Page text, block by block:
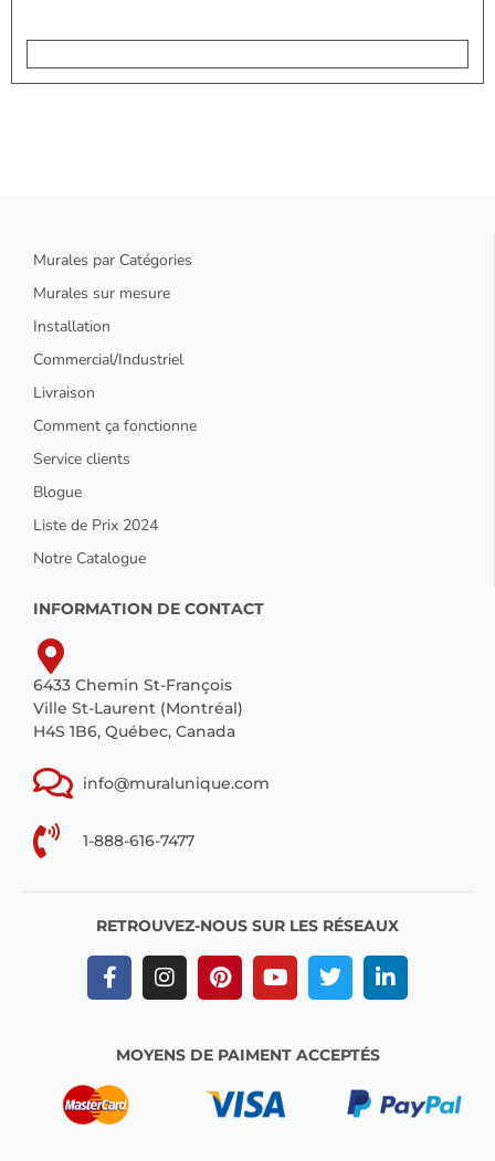
Murales par Catégories
Murales sur mesure
Installation
Commercial/Industriel
Livraison
Comment ça fonctionne
Service clients
Blogue
Liste de Prix 2024
Notre Catalogue
INFORMATION DE CONTACT
6433 Chemin St-François
Ville St-Laurent (Montréal)
H4S 1B6, Québec, Canada
info@muralunique.com
1-888-616-7477
RETROUVEZ-NOUS SUR LES RÉSEAUX
MOYENS DE PAIMENT ACCEPTÉS